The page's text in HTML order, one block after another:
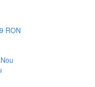
RON
Nou